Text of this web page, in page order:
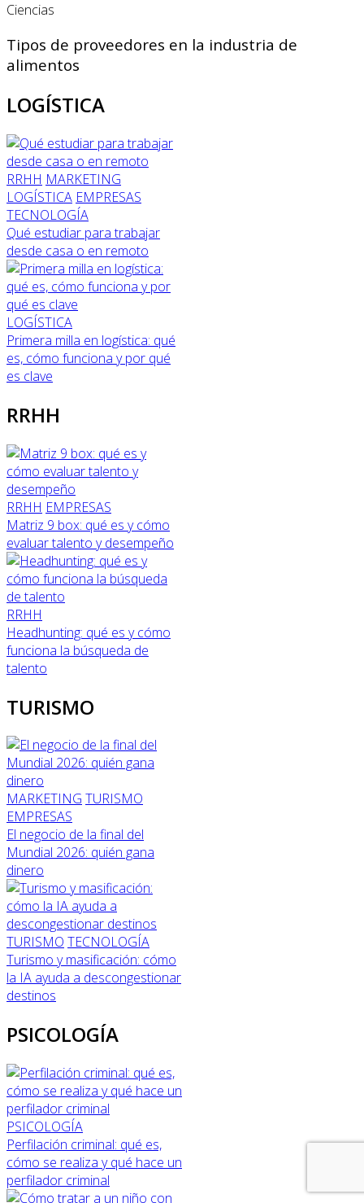
Ciencias
Tipos de proveedores en la industria de
alimentos
LOGÍSTICA
RRHH MARKETING
LOGÍSTICA EMPRESAS
TECNOLOGÍA
Qué estudiar para trabajar
desde casa o en remoto
LOGÍSTICA
Primera milla en logística: qué
es, cómo funciona y por qué
es clave
RRHH
RRHH EMPRESAS
Matriz 9 box: qué es y cómo
evaluar talento y desempeño
RRHH
Headhunting: qué es y cómo
funciona la búsqueda de
talento
TURISMO
MARKETING TURISMO
EMPRESAS
El negocio de la final del
Mundial 2026: quién gana
dinero
TURISMO TECNOLOGÍA
Turismo y masificación: cómo
la IA ayuda a descongestionar
destinos
PSICOLOGÍA
PSICOLOGÍA
Perfilación criminal: qué es,
cómo se realiza y qué hace un
perfilador criminal